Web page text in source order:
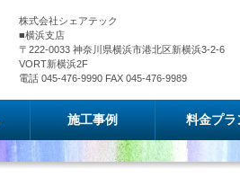
株式会社シェアテック
■横浜支店
〒222-0033 神奈川県横浜市港北区新横浜3-2-6
VORT新横浜2F
電話 045-476-9990 FAX 045-476-9989
施工事例 料金プラ